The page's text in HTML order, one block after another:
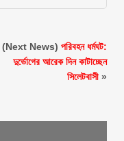
(Next News) পরিবহন ধর্মঘট:
দুর্ভোগের আরেক দিন কাটাচ্ছেন
সিলেটবাসী »